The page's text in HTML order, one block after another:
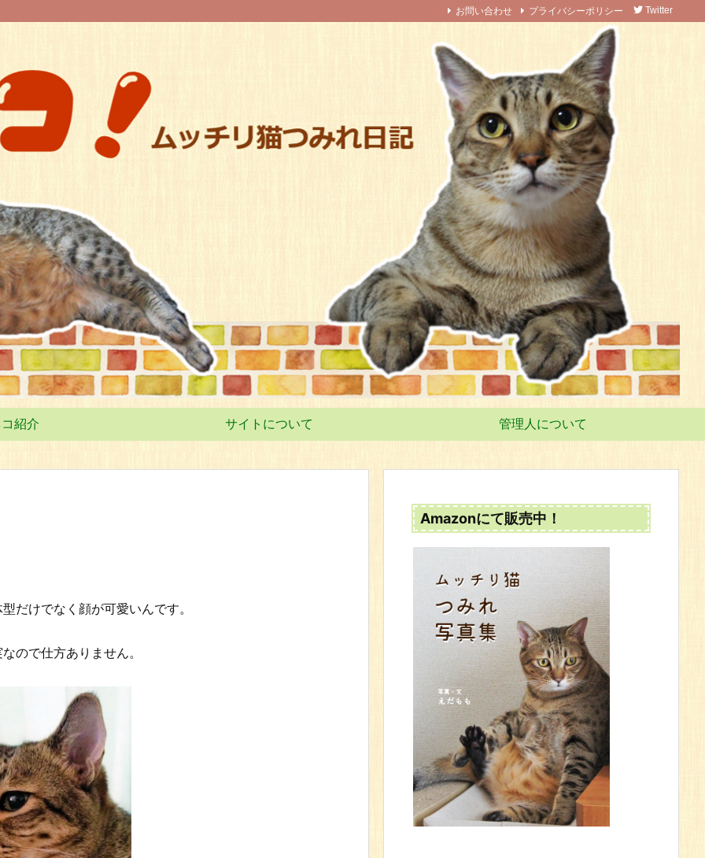
紹介 サイトについて 管理人について
お問い合わせ プライバシーポリシー Twitter
だけでなく顔が可愛いんです。
ので仕方ありません。
Amazonにて販売中！